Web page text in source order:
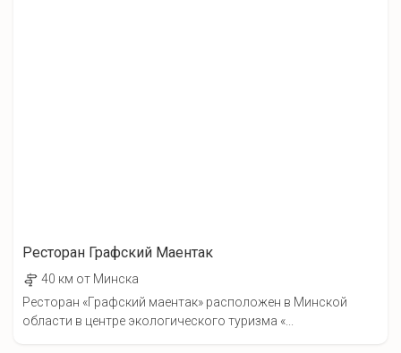
Ресторан Графский Маентак
40 км от Минска
Ресторан «Графский маентак» расположен в Минской
области в центре экологического туризма «...